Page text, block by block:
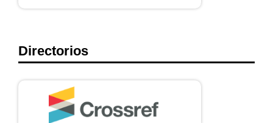
Directorios